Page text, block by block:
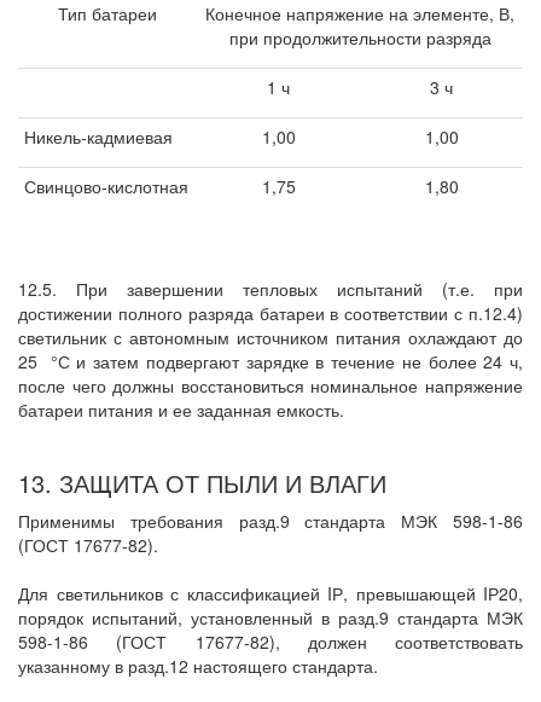
Тип батареи
Конечное напряжение на элементе, В,
при продолжительности разряда
1 ч 3 ч
Никель-кадмиевая 1,00 1,00
Свинцово-кислотная 1,75 1,80
12.5. При завершении тепловых испытаний (т.е. при
достижении полного разряда батареи в соответствии с п.12.4)
светильник с автономным источником питания охлаждают до
25 °С и затем подвергают зарядке в течение не более 24 ч,
после чего должны восстановиться номинальное напряжение
батареи питания и ее заданная емкость.
13. ЗАЩИТА ОТ ПЫЛИ И ВЛАГИ
Применимы требования разд.9 стандарта МЭК 598-1-86
(ГОСТ 17677-82).
Для светильников с классификацией IР, превышающей IР20,
порядок испытаний, установленный в разд.9 стандарта МЭК
598-1-86 (ГОСТ 17677-82), должен соответствовать
указанному в разд.12 настоящего стандарта.